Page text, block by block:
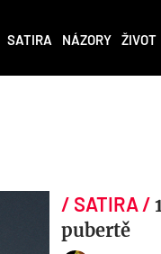
SATIRA NÁZORY ŽIVOT
pubertě